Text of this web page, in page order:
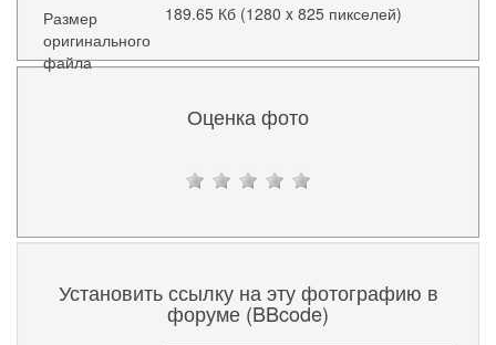
Размер
оригинального
файла
189.65 Кб (1280 x 825 пикселей)
Оценка фото
Установить ссылку на эту фотографию в
форуме (BBcode)